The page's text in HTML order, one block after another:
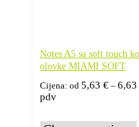
Notes A5 sa soft touch
olovke MIAMI SOFT
Cijena: od 5,63 € – 6,63
pdv